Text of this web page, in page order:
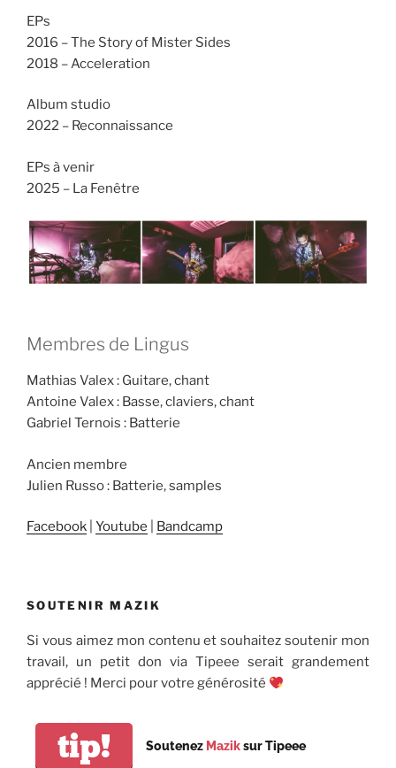
EPs
2016 – The Story of Mister Sides
2018 – Acceleration
Album studio
2022 – Reconnaissance
EPs à venir
2025 – La Fenêtre
Membres de Lingus
Mathias Valex : Guitare, chant
Antoine Valex : Basse, claviers, chant
Gabriel Ternois : Batterie
Ancien membre
Julien Russo : Batterie, samples
Facebook Youtube Bandcamp
SOUTENIR MAZIK
Si vous aimez mon contenu et souhaitez soutenir mon
travail, un petit don via Tipeee serait grandement
apprécié ! Merci pour votre générosité
tip! Soutenez Maziksur Tipeee